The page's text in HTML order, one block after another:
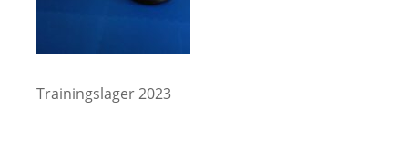
Trainingslager 2023